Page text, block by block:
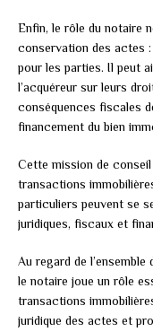
Enfin, le rôle du notaire
conservation des actes
pour les parties. Il peut
l’acquéreur sur leurs
conséquences fiscales
financement du bien
Cette mission de
transactions
particuliers peuvent se
juridiques, fiscaux et
Au regard de
le notaire joue un rôle
transactions
juridique des actes et